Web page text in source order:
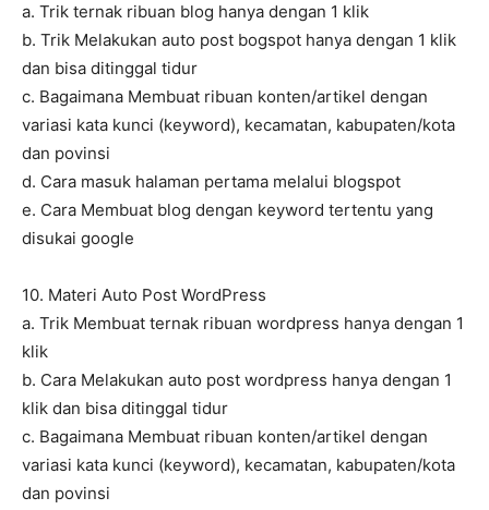
a. Trik ternak ribuan blog hanya dengan 1 klik
b. Trik Melakukan auto post bogspot hanya dengan 1 klik
dan bisa ditinggal tidur
c. Bagaimana Membuat ribuan konten/artikel dengan
variasi kata kunci (keyword), kecamatan, kabupaten/kota
dan povinsi
d. Cara masuk halaman pertama melalui blogspot
e. Cara Membuat blog dengan keyword tertentu yang
disukai google
10. Materi Auto Post WordPress
a. Trik Membuat ternak ribuan wordpress hanya dengan 1
klik
b. Cara Melakukan auto post wordpress hanya dengan 1
klik dan bisa ditinggal tidur
c. Bagaimana Membuat ribuan konten/artikel dengan
variasi kata kunci (keyword), kecamatan, kabupaten/kota
dan povinsi